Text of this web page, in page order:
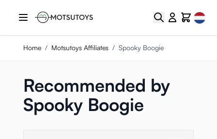
Zoek
CartSelect
Home / Motsutoys Affiliates / Spooky Boogie
Recommended by
Spooky Boogie